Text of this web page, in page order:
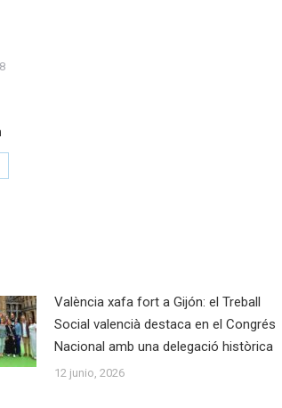
València xafa fort a Gijón: el Treball
Social valencià destaca en el Congrés
Nacional amb una delegació històrica
12 junio, 2026